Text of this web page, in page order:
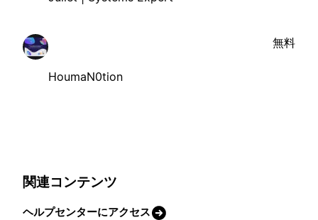
HoumaN0tion
無料
関連コンテンツ
ヘルプセンターにアクセス